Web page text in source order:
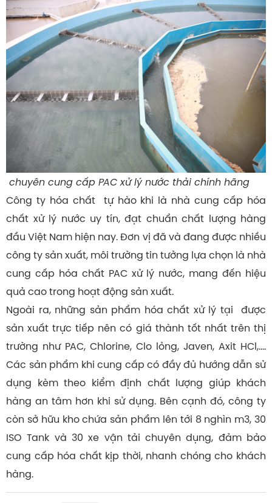
chuyên cung cấp PAC xử lý nước thải chính hãng
Công ty hóa chất tự hào khi là nhà cung cấp hóa
chất xử lý nước uy tín, đạt chuẩn chất lượng hàng
đầu Việt Nam hiện nay. Đơn vị đã và đang được nhiều
công ty sản xuất, môi trường tin tưởng lựa chọn là nhà
cung cấp hóa chất PAC xử lý nước, mang đến hiệu
quả cao trong hoạt động sản xuất.
Ngoài ra, những sản phẩm hóa chất xử lý tại được
sản xuất trực tiếp nên có giá thành tốt nhất trên thị
trường như PAC, Chlorine, Clo lỏng, Javen, Axit HCl,….
Các sản phẩm khi cung cấp có đầy đủ hướng dẫn sử
dụng kèm theo kiểm định chất lượng giúp khách
hàng an tâm hơn khi sử dụng. Bên cạnh đó, công ty
còn sở hữu kho chứa sản phẩm lên tới 8 nghìn m3, 30
ISO Tank và 30 xe vận tải chuyên dụng, đảm bảo
cung cấp hóa chất kịp thời, nhanh chóng cho khách
hàng.